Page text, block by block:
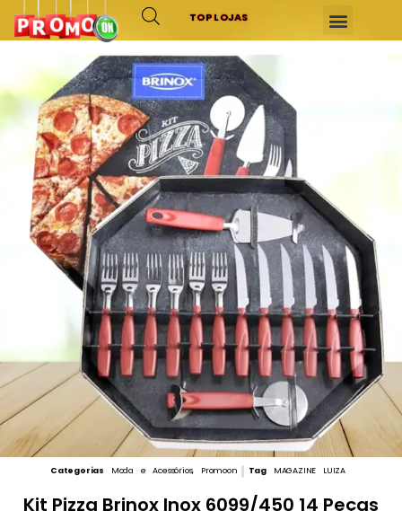
TOP LOJAS
Categorias Moda e Acessórios, Promoon Tag MAGAZINE LUIZA
Kit Pizza Brinox Inox 6099/450 14 Peças